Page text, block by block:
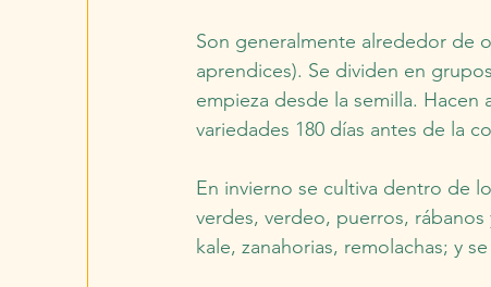
Son generalmente alrededor de
aprendices). Se dividen en
empieza desde la semilla.
variedades 180 días antes de la
En invierno se cultiva dentro de
verdes, verdeo, puerros,
kale, zanahorias, remolachas; y